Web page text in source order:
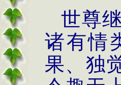
世尊
诸有情
果、独